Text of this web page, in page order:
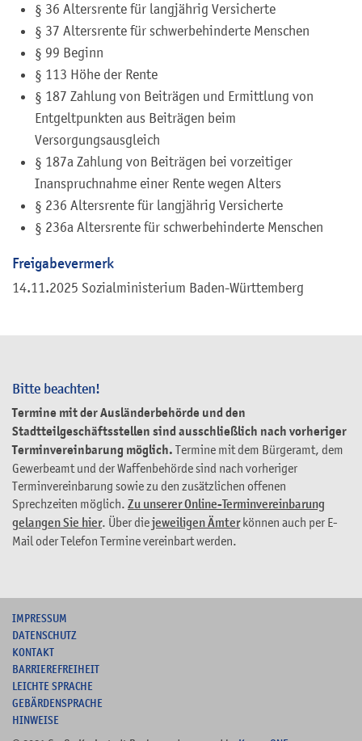
Bitte beachten!
Termine mit der Ausländerbehörde und den
Stadtteilgeschäftsstellen sind ausschließlich nach vorheriger
Terminvereinbarung möglich. Termine mit dem Bürgeramt, dem
Gewerbeamt und der Waffenbehörde sind nach vorheriger
Terminvereinbarung sowie zu den zusätzlichen offenen
Sprechzeiten möglich. Zu unserer Online-Terminvereinbarung
gelangen Sie hier. Über diejeweiligen Ämterkönnen auch per E-
Mail oder Telefon Termine vereinbart werden.
§ 36 Altersrente für langjährig Versicherte
§ 37 Altersrente für schwerbehinderte Menschen
§ 99 Beginn
§ 113 Höhe der Rente
§ 187 Zahlung von Beiträgen und Ermittlung von
Entgeltpunkten aus Beiträgen beim
Versorgungsausgleich
§ 187a Zahlung von Beiträgen bei vorzeitiger
Inanspruchnahme einer Rente wegen Alters
§ 236 Altersrente für langjährig Versicherte
§ 236a Altersrente für schwerbehinderte Menschen
Freigabevermerk
14.11.2025 Sozialministerium Baden-Württemberg
IMPRESSUM
DATENSCHUTZ
KONTAKT
BARRIEREFREIHEIT
LEICHTE SPRACHE
GEBÄRDENSPRACHE
HINWEISE